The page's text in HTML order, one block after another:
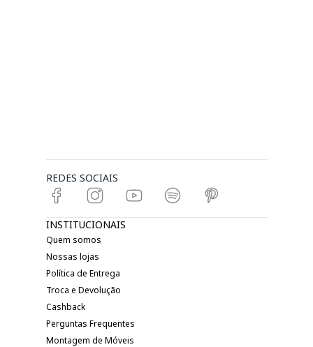
REDES SOCIAIS
INSTITUCIONAIS
Quem somos
Nossas lojas
Política de Entrega
Troca e Devolução
Cashback
Perguntas Frequentes
Montagem de Móveis